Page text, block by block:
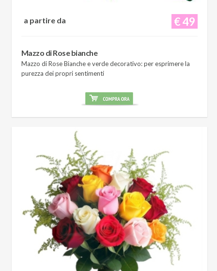
€ 49
a partire da
Mazzo di Rose bianche
Mazzo di Rose Bianche e verde decorativo: per esprimere la
purezza dei propri sentimenti